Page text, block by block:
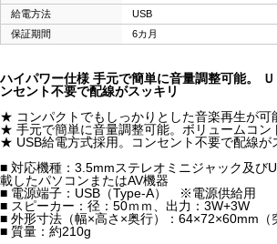
給電方法
USB
保証期間
6カ月
ハイパワー仕様 手元で簡単に音量調整可能。
ンセント不要で配線がスッキリ
★ コンパクトでもしっかりとした音楽再生が可
★ 手元で簡単に音量調整可能。ボリュームコン
★ USB給電方式採用。コンセント不要で配線が
■ 対応機種：3.5mmステレオミニジャック及び
載したパソコンまたはAV機器
■ 電源端子：USB（Type-A） ※電源供給用
■ スピーカー：径：50ｍｍ、出力：3W+3W
■ 外形寸法（幅×高さ×奥行）：64×72×60mm（
■ 質量：約210g